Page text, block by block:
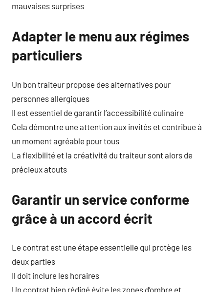
mauvaises surprises
Adapter le menu aux régimes
particuliers
Un bon traiteur propose des alternatives pour
personnes allergiques
Il est essentiel de garantir l’accessibilité culinaire
Cela démontre une attention aux invités et contribue à
un moment agréable pour tous
La flexibilité et la créativité du traiteur sont alors de
précieux atouts
Garantir un service conforme
grâce à un accord écrit
Le contrat est une étape essentielle qui protège les
deux parties
Il doit inclure les horaires
Un contrat bien rédigé évite les zones d’ombre et